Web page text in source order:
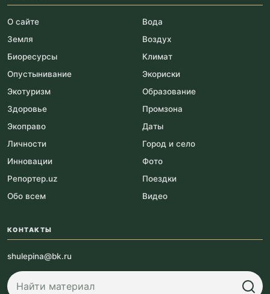
О сайте
Вода
Земля
Воздух
Биоресурсы
Климат
Опустынивание
Экориски
Экотуризм
Образование
Здоровье
Промзона
Экоправо
Даты
Личности
Город и село
Инновации
Фото
Репортер.uz
Поездки
Обо всем
Видео
КОНТАКТЫ
shulepina@bk.ru